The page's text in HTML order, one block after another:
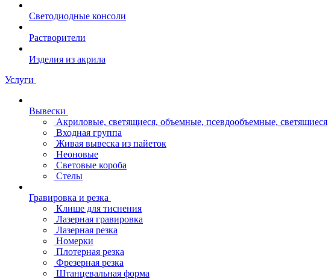
Светодиодные консоли
Растворители
Изделия из акрила
Услуги
Вывески
Акриловые, светящиеся, объемные, псевдообъемные, светящиеся
Входная группа
Живая вывеска из пайеток
Неоновые
Световые короба
Стелы
Гравировка и резка
Клише для тиснения
Лазерная гравировка
Лазерная резка
Номерки
Плотерная резка
Фрезерная резка
Штанцевальная форма